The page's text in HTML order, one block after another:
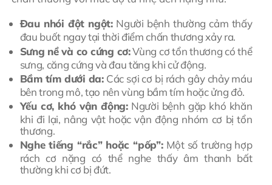
Đau nhói đột ngột:Người bệnh thường cảm thấy
đau buốt ngay tại thời điểm chấn thương xảy ra.
Sưng nề và co cứng cơ:Vùng cơ tổn thương có thể
sưng, căng cứng và đau tăng khi cử động.
Bầm tím dưới da:Các sợi cơ bị rách gây chảy máu
bên trong mô, tạo nên vùng bầm tím hoặc ửng đỏ.
Yếu cơ, khó vận động:Người bệnh gặp khó khăn
khi đi lại, nâng vật hoặc vận động nhóm cơ bị tổn
thương.
Nghe tiếng “rắc” hoặc “pốp”:Một số trường hợp
rách cơ nặng có thể nghe thấy âm thanh bất
thường khi cơ bị đứt.